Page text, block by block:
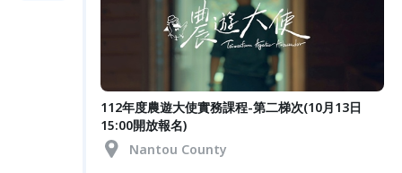
112年度農遊大使實務課程-第二梯次(10月13日
15:00開放報名)
Nantou County